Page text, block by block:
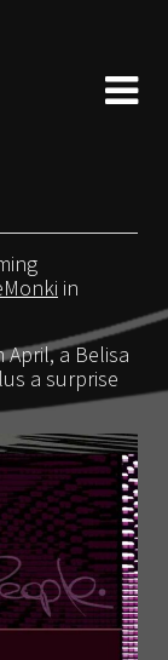
in
a Belisa
a surprise